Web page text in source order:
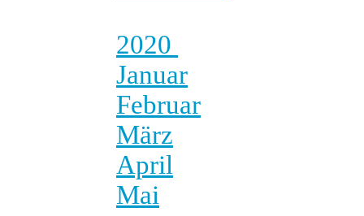
2020
Januar
Februar
März
April
Mai